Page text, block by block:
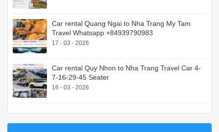
Car rental Quang Ngai to Nha Trang My Tam
Travel Whatsapp +84939790983
17 - 03 - 2026
Car rental Quy Nhon to Nha Trang Travel Car 4-
7-16-29-45 Seater
16 - 03 - 2026